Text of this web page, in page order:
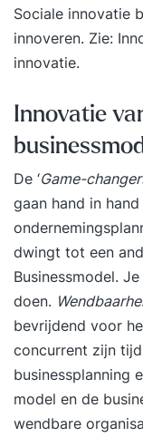
Sociale innovatie
innoveren. Zie:
innovatie.
Innovatie
De ‘Game-
gaan hand in
dwingt tot een
Businessmodel.
doen.
bevrijdend voor
concurrent zijn
businessplanning
model en de
wendbare